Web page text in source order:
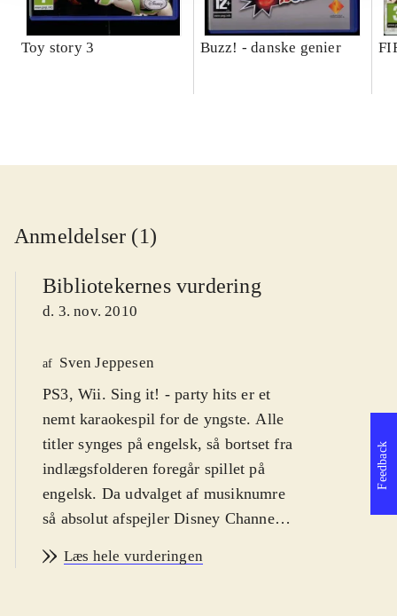
Toy story 3 Buzz! - danske genier
Anmeldelser (1)
Bibliotekernes vurdering
d. 3. nov. 2010
af Sven Jeppesen
PS3, Wii. Sing it! - party hits er et
nemt karaokespil for de yngste. Alle
titler synges på engelsk, så bortset fra
indlægsfolderen foregår spillet på
engelsk. Da udvalget af musiknumre
så absolut afspejler Disney Channel's
udelukkende sange med appel til de
Læs hele vurderingen
Feedback